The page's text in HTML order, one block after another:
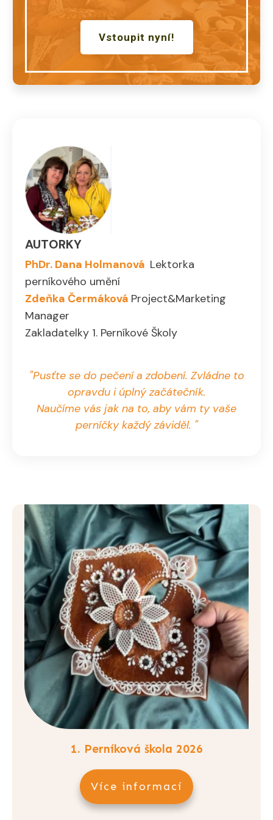
Vstoupit nyní!
AUTORKY
PhDr. Dana Holmanová Lektorka
perníkového umění
Zdeňka Čermáková Project&Marketing
Manager
Zakladatelky 1. Perníkové Školy
"Pusťte se do pečení a zdobení. Zvládne to
opravdu i úplný začátečník.
Naučíme vás jak na to, aby vám ty vaše
perníčky každý záviděl. "
1. Perníková škola 2026
Více informací